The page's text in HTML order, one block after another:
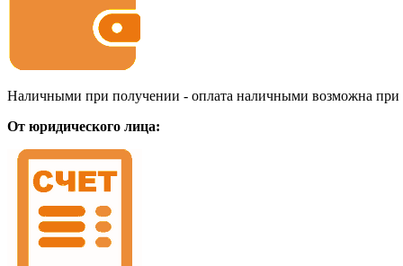
Наличными при получении - оплата наличными возможна при
От юридического лица: